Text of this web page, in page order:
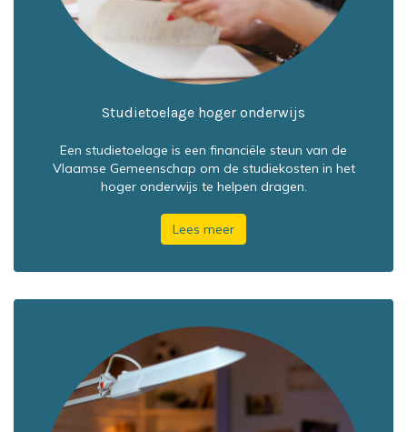
Studietoelage hoger onderwijs
Een studietoelage is een financiële steun van de
Vlaamse Gemeenschap om de studiekosten in het
hoger onderwijs te helpen dragen.
Lees meer